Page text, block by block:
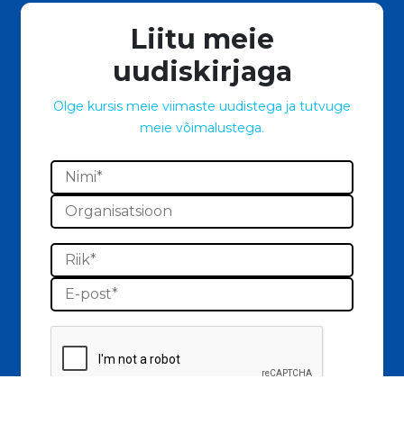
Liitu meie
uudiskirjaga
Olge kursis meie viimaste uudistega ja tutvuge
meie võimalustega.